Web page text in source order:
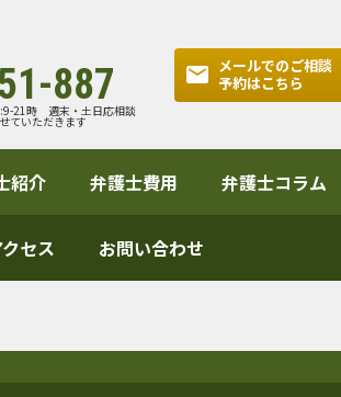
887
21時 週末・土日応相談
ていただきます
メールでのご相談
予約はこちら
紹介 弁護士費用 弁護士コラム
セス お問い合わせ